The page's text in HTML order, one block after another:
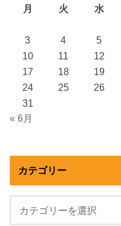
月
火 水
3
4 5
10
11 12
17
18 19
24
25 26
31
« 6月
カテゴリー